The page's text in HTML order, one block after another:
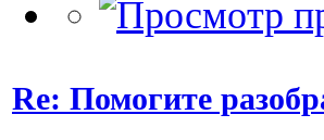
Re: Помогите